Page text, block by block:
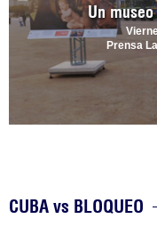
Un
Prensa
CUBA vs BLOQUEO